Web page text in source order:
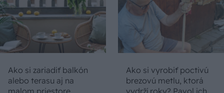
Ako si zariadiť balkón
alebo terasu aj na
malom priestore
Ako si vyrobiť poctivú
brezovú metlu, ktorá
vydrží roky? Pavol ich